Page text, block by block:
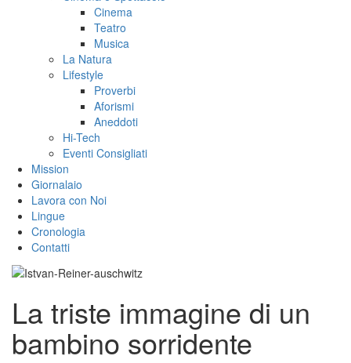
Cinema
Teatro
Musica
La Natura
Lifestyle
Proverbi
Aforismi
Aneddoti
Hi-Tech
Eventi Consigliati
Mission
Giornalaio
Lavora con Noi
Lingue
Cronologia
Contatti
La triste immagine di un
bambino sorridente